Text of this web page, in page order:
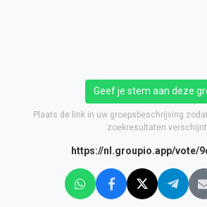
Geef je stem aan deze
Plaats de link in uw groepsbeschrijving
zoekresultaten verschijnt.
https://nl.groupio.app/vote/